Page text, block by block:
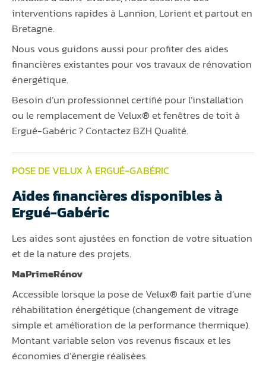
interventions rapides à Lannion, Lorient et partout en
Bretagne.
Nous vous guidons aussi pour profiter des aides
financières existantes pour vos travaux de rénovation
énergétique.
Besoin d’un professionnel certifié pour l’installation
ou le remplacement de Velux® et fenêtres de toit à
Ergué-Gabéric ? Contactez BZH Qualité.
POSE DE VELUX À ERGUÉ-GABÉRIC
Aides financières disponibles à
Ergué-Gabéric
Les aides sont ajustées en fonction de votre situation
et de la nature des projets.
MaPrimeRénov
Accessible lorsque la pose de Velux® fait partie d’une
réhabilitation énergétique (changement de vitrage
simple et amélioration de la performance thermique).
Montant variable selon vos revenus fiscaux et les
économies d’énergie réalisées.